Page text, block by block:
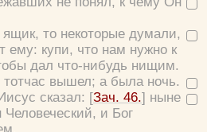
то некоторые думали,
ему: купи, что нам нужно к
дал что-нибудь нищим.
тотчас вышел; а была ночь.
сказал: [Зач. 46.] ныне
и Бог